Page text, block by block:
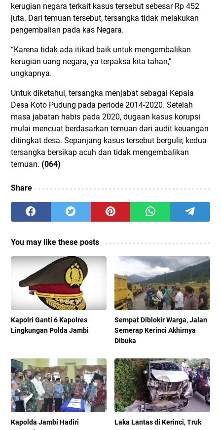
kerugian negara terkait kasus tersebut sebesar Rp 452
juta. Dari temuan tersebut, tersangka tidak melakukan
pengembalian pada kas Negara.
“Karena tidak ada itikad baik untuk mengembalikan
kerugian uang negara, ya terpaksa kita tahan,”
ungkapnya.
Untuk diketahui, tersangka menjabat sebagai Kepala
Desa Koto Pudung pada periode 2014-2020. Setelah
masa jabatan habis pada 2020, dugaan kasus korupsi
mulai mencuat berdasarkan temuan dari audit keuangan
ditingkat desa. Sepanjang kasus tersebut bergulir, kedua
tersangka bersikap acuh dan tidak mengembalikan
temuan. (064)
Share
You may like these posts
Kapolri Ganti 6 Kapolres
Lingkungan Polda Jambi
Sempat Diblokir Warga, Jalan
Semerap Kerinci Akhirnya
Dibuka
Kapolda Jambi Hadiri
Laka Lantas di Kerinci, Truk